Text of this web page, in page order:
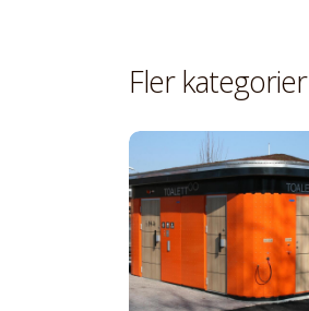
Fler kategorier